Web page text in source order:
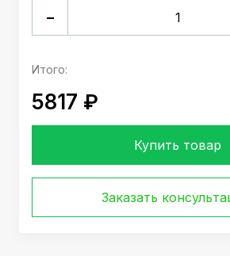
-
Итого:
5817 ₽
Купить товар
Заказать